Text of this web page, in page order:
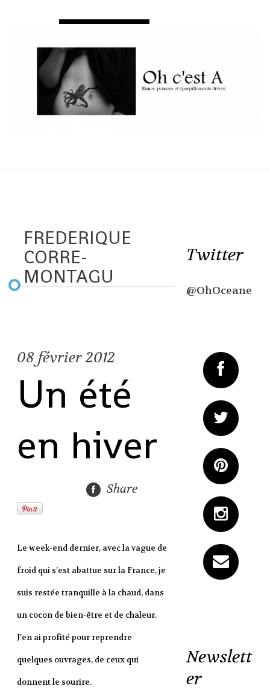
FREDERIQUE
CORRE-
MONTAGU
08 février 2012
Un été
en hiver
Share
Le week-end dernier, avec la vague de
froid qui s’est abattue sur la France, je
suis restée tranquille à la chaud, dans
un cocon de bien-être et de chaleur.
J’en ai profité pour reprendre
quelques ouvrages, de ceux qui
donnent le sourire.
Twitter
@OhOceane
Newslett
er